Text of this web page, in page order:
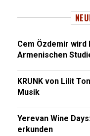
Cem Özdemir
Armenischen
KRUNK von Lilit
Musik
Yerevan Wine
erkunden